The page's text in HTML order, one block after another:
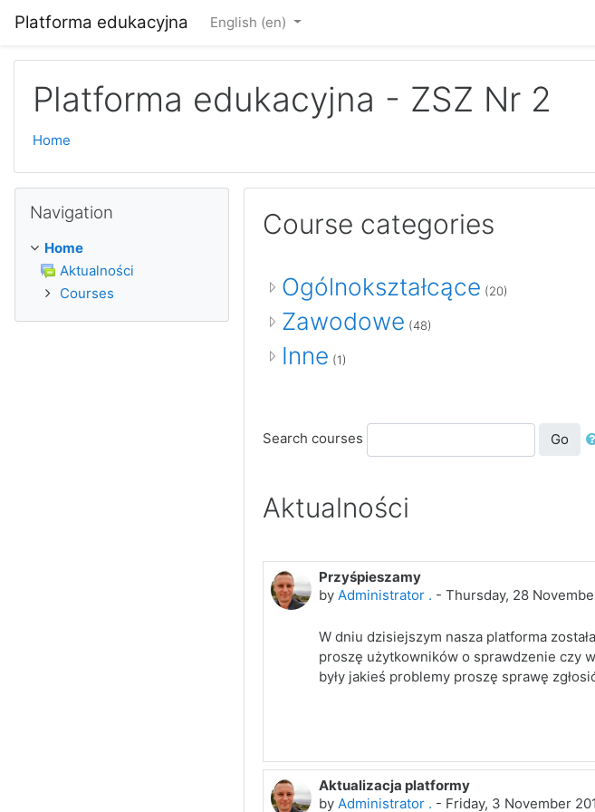
Platforma edukacyjna English ‎(en)‎
Platforma edukacyjna - ZSZ Nr 2
Home
Course categories
Ogólnokształcące (20)
Zawodowe (48)
Inne (1)
Search courses Go
Aktualności
Przyśpieszamy
by Administrator . - Thursday, 28
W dniu dzisiejszym nasza platforma
proszę użytkowników o sprawdzenie czy
były jakieś problemy proszę sprawę
Aktualizacja platformy
by Administrator . - Friday, 3 November
Navigation
Home
Aktualności
Courses